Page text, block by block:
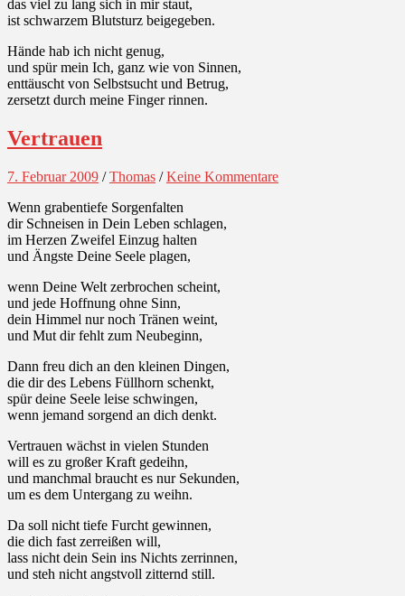
das viel zu lang sich in mir staut,
ist schwarzem Blutsturz beigegeben.
Hände hab ich nicht genug,
und spür mein Ich, ganz wie von Sinnen,
enttäuscht von Selbstsucht und Betrug,
zersetzt durch meine Finger rinnen.
Vertrauen
7. Februar 2009 /Thomas /Keine Kommentare
Wenn grabentiefe Sorgenfalten
dir Schneisen in Dein Leben schlagen,
im Herzen Zweifel Einzug halten
und Ängste Deine Seele plagen,
wenn Deine Welt zerbrochen scheint,
und jede Hoffnung ohne Sinn,
dein Himmel nur noch Tränen weint,
und Mut dir fehlt zum Neubeginn,
Dann freu dich an den kleinen Dingen,
die dir des Lebens Füllhorn schenkt,
spür deine Seele leise schwingen,
wenn jemand sorgend an dich denkt.
Vertrauen wächst in vielen Stunden
will es zu großer Kraft gedeihn,
und manchmal braucht es nur Sekunden,
um es dem Untergang zu weihn.
Da soll nicht tiefe Furcht gewinnen,
die dich fast zerreißen will,
lass nicht dein Sein ins Nichts zerrinnen,
und steh nicht angstvoll zitternd still.